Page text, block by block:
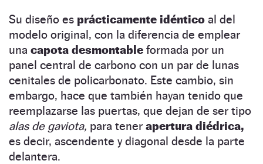
Su diseño es prácticamente idéntico al del
modelo original, con la diferencia de emplear
una capota desmontable formada por un
panel central de carbono con un par de lunas
cenitales de policarbonato. Este cambio, sin
embargo, hace que también hayan tenido que
reemplazarse las puertas, que dejan de ser tipo
alas de gaviota, para tener apertura diédrica,
es decir, ascendente y diagonal desde la parte
delantera.